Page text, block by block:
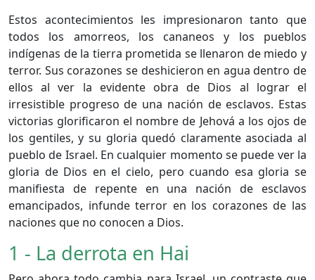
Estos acontecimientos les impresionaron tanto que
todos los amorreos, los cananeos y los pueblos
indígenas de la tierra prometida se llenaron de miedo y
terror. Sus corazones se deshicieron en agua dentro de
ellos al ver la evidente obra de Dios al lograr el
irresistible progreso de una nación de esclavos. Estas
victorias glorificaron el nombre de Jehová a los ojos de
los gentiles, y su gloria quedó claramente asociada al
pueblo de Israel. En cualquier momento se puede ver la
gloria de Dios en el cielo, pero cuando esa gloria se
manifiesta de repente en una nación de esclavos
emancipados, infunde terror en los corazones de las
naciones que no conocen a Dios.
1 - La derrota en Hai